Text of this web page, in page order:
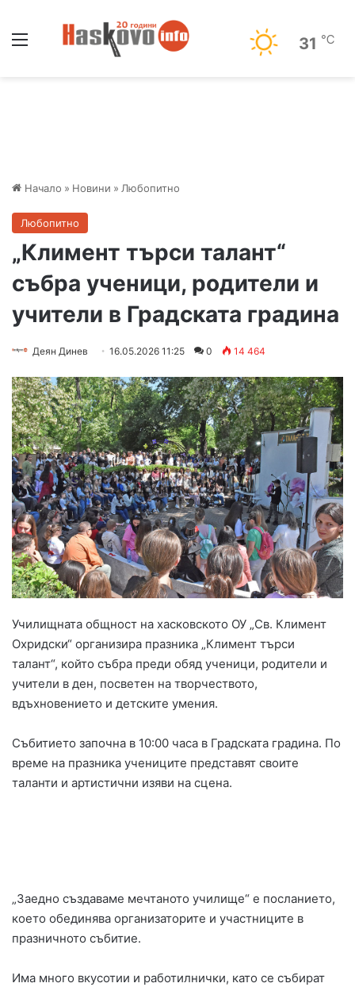
31 ℃
Начало » Новини » Любопитно
Любопитно
„Климент търси талант“
събра ученици, родители и
учители в Градската градина
Деян Динев 16.05.2026 11:25 0 14 464
Училищната общност на хасковското ОУ „Св. Климент
Охридски“ организира празника „Климент търси
талант“, който събра преди обяд ученици, родители и
учители в ден, посветен на творчеството,
вдъхновението и детските умения.
Събитието започна в 10:00 часа в Градската градина. По
време на празника учениците представят своите
таланти и артистични изяви на сцена.
„Заедно създаваме мечтаното училище“ е посланието,
което обединява организаторите и участниците в
празничното събитие.
Има много вкусотии и работилнички, като се събират